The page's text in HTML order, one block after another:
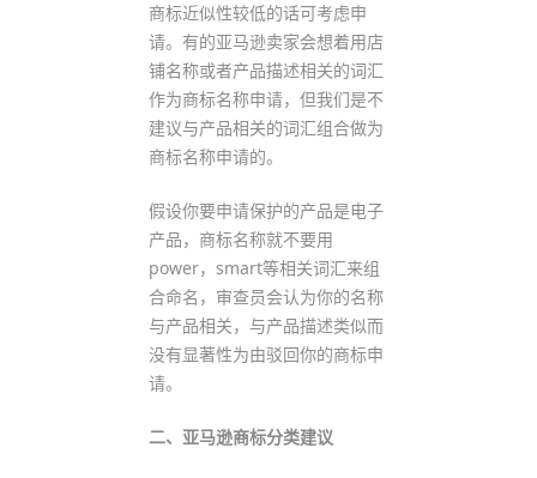
商标近似性较低的话可考虑申
请。有的亚马逊卖家会想着用店
铺名称或者产品描述相关的词汇
作为商标名称申请，但我们是不
建议与产品相关的词汇组合做为
商标名称申请的。
假设你要申请保护的产品是电子
产品，商标名称就不要用
power，smart等相关词汇来组
合命名，审查员会认为你的名称
与产品相关，与产品描述类似而
没有显著性为由驳回你的商标申
请。
二、亚马逊商标分类建议